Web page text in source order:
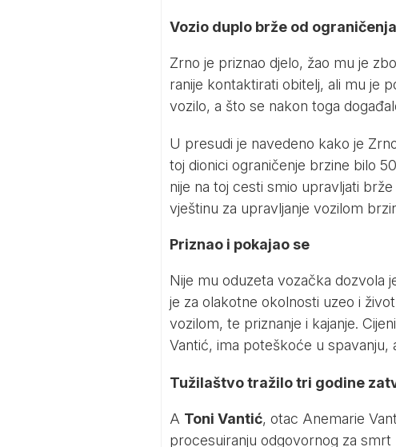
Vozio duplo brže od ograničenja
Zrno je priznao djelo, žao mu je
ranije kontaktirati obitelj, ali mu je
vozilo, a što se nakon toga
U presudi je navedeno kako je
toj dionici ograničenje brzine bilo
nije na toj cesti smio upravljati
vještinu za upravljanje vozilom
Priznao i pokajao se
Nije mu oduzeta vozačka dozvola
je za olakotne okolnosti uzeo i
vozilom, te priznanje i kajanje.
Vantić, ima poteškoće u spavanju,
Tužilaštvo tražilo tri godine
A Toni Vantić, otac Anemarie
procesuiranju odgovornog za